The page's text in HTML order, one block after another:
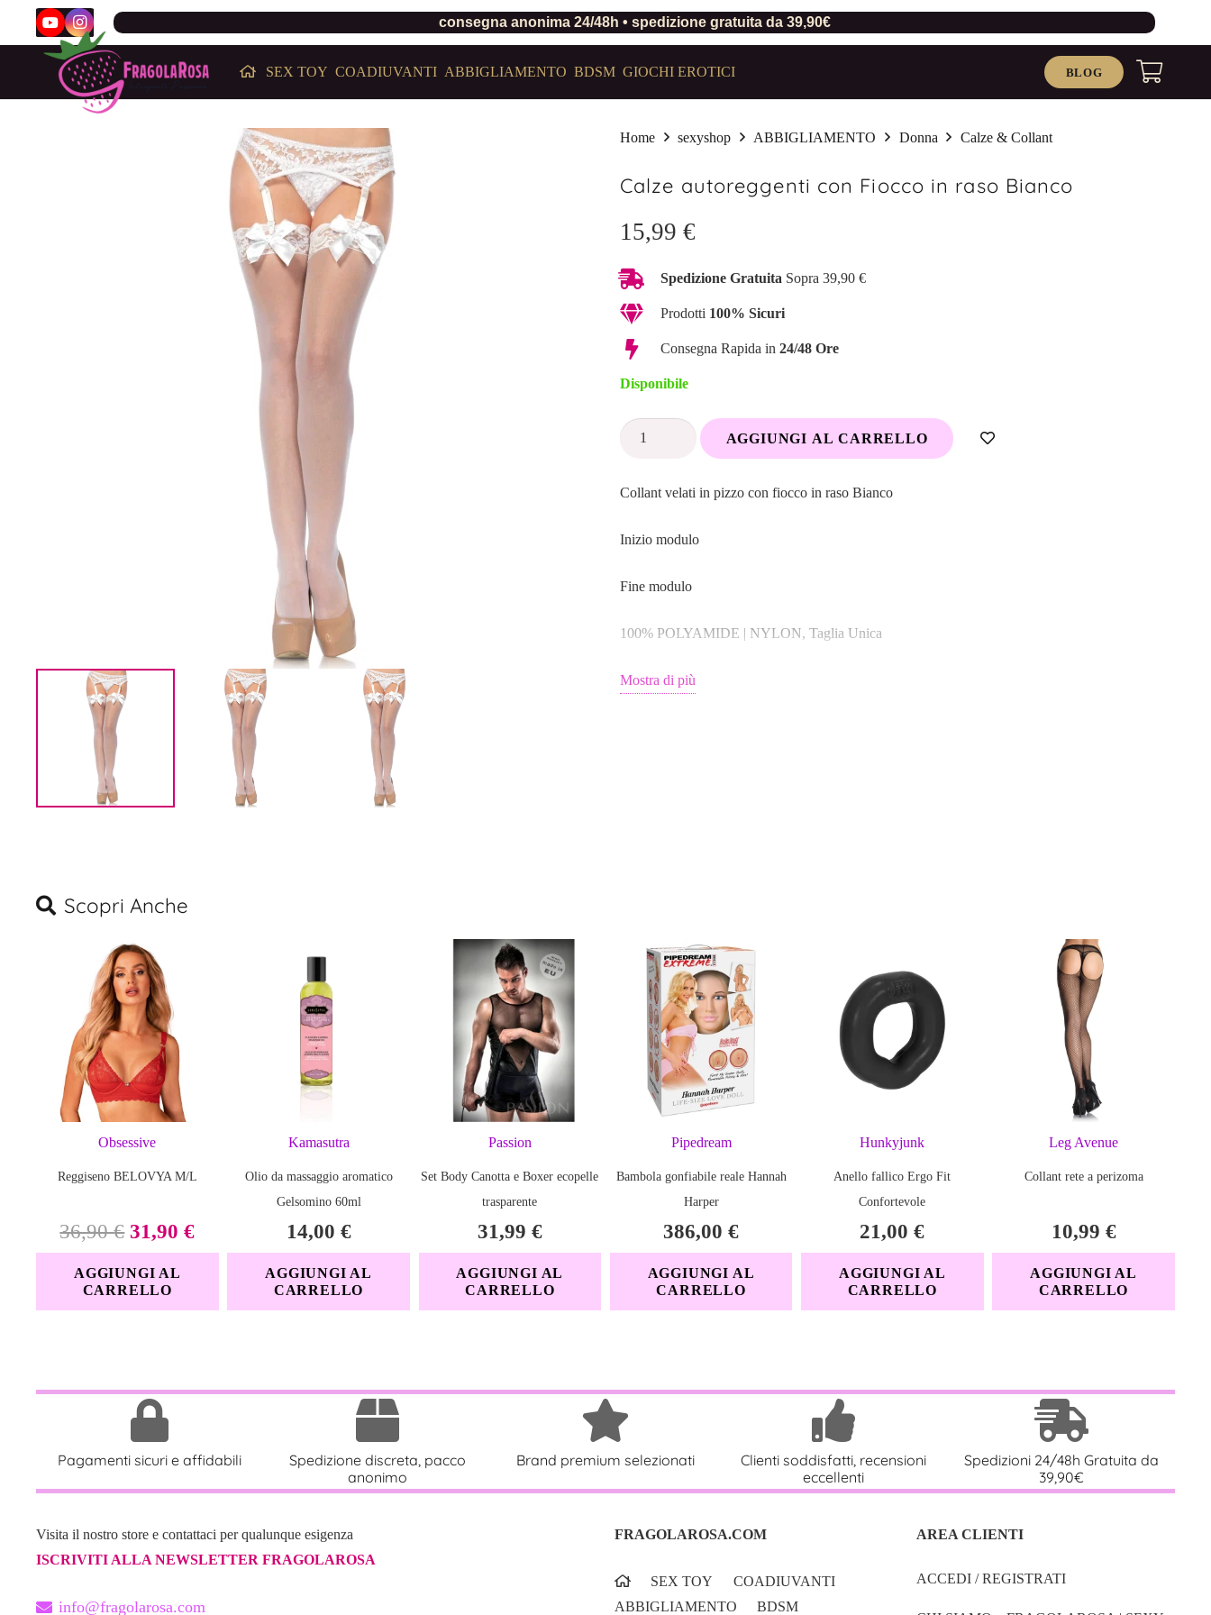
consegna anonima 24/48h • spedizione gratuita da 39,90€
SEX TOY COADIUVANTI ABBIGLIAMENTO BDSM GIOCHI EROTICI BLOG
Home sexyshop ABBIGLIAMENTO Donna Calze & Collant
Calze autoreggenti con Fiocco in raso Bianco
15,99 €
Spedizione Gratuita Sopra 39,90 €
Prodotti 100% Sicuri
Consegna Rapida in 24/48 Ore
Disponibile
Calze
Bianco
AGGIUNGI AL CARRELLO
Collant velati in pizzo con fiocco in raso Bianco
Inizio modulo
Fine modulo
100% POLYAMIDE | NYLON, Taglia Unica
Mostra di più
Scopri Anche
Obsessive
Reggiseno BELOVYA M/L
36,90€ Il
prezzo
originale
era:
31,90€Il
prezzo
è:
AGGIUNGI AL
CARRELLO
Kamasutra
Olio da massaggio aromatico
Gelsomino 60ml
14,00 €
AGGIUNGI AL
CARRELLO
Passion
Set Body Canotta e Boxer ecopelle
trasparente
31,99 €
AGGIUNGI AL
CARRELLO
Pipedream
Bambola gonfiabile reale Hannah
Harper
386,00€
AGGIUNGI AL
CARRELLO
Hunkyjunk
Anello fallico Ergo Fit
Confortevole
21,00€
AGGIUNGI AL
CARRELLO
Leg Avenue
Collant rete a perizoma
10,99 €
AGGIUNGI AL
CARRELLO
Pagamenti sicuri e affidabili
Spedizione discreta, pacco
anonimo
Brand premium selezionati
Clienti soddisfatti, recensioni
eccellenti
Spedizioni 24/48h Gratuita da
39,90€
Visita il nostro store e contattaci per qualunque esigenza
ISCRIVITI ALLA NEWSLETTER FRAGOLAROSA
info@fragolarosa.com
FRAGOLAROSA.COM
SEX TOY
COADIUVANTI
ABBIGLIAMENTO
BDSM
AREA CLIENTI
ACCEDI / REGISTRATI